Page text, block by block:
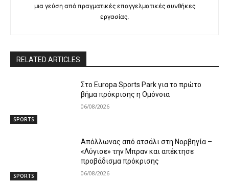
μια γεύση από πραγματικές επαγγελματικές συνθήκες
εργασίας.
RELATED ARTICLES
SPORTS
Στο Europa Sports Park για το πρώτο
βήμα πρόκρισης η Ομόνοια
06/08/2026
SPORTS
Απόλλωνας από ατσάλι στη Νορβηγία –
«Λύγισε» την Μπραν και απέκτησε
προβάδισμα πρόκρισης
06/08/2026